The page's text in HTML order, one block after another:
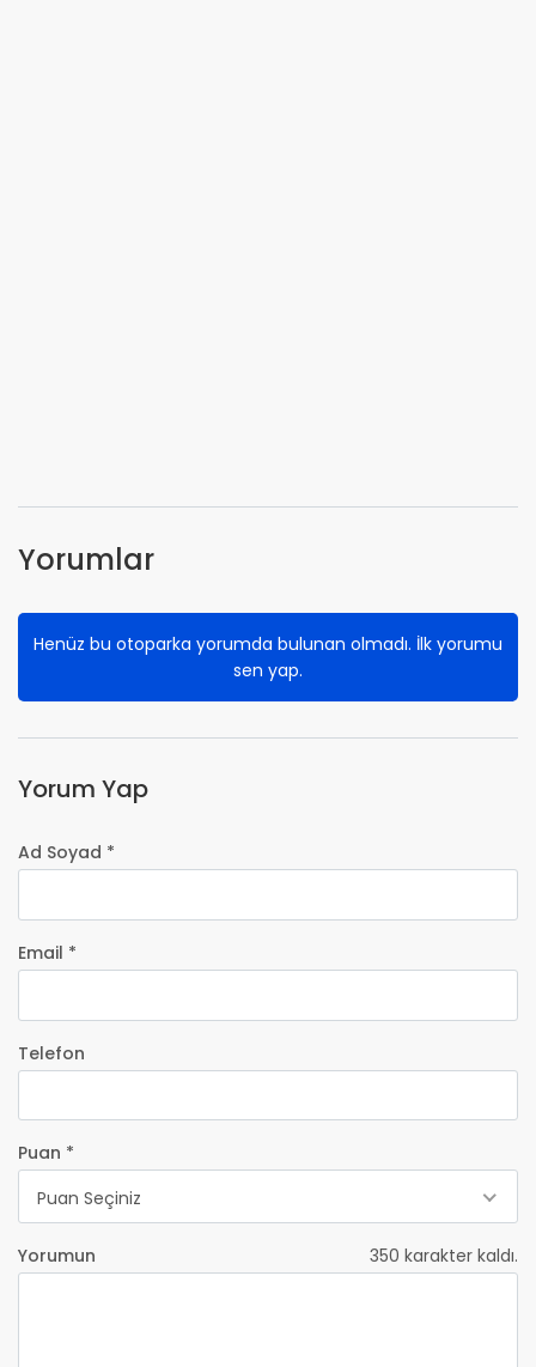
Yorumlar
Henüz bu otoparka yorumda bulunan olmadı. İlk yorumu
sen yap.
Yorum Yap
Ad Soyad *
Email *
Telefon
Puan *
Puan Seçiniz
Yorumun 350 karakter kaldı.